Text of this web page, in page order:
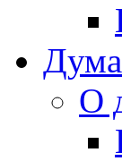
Дума
О